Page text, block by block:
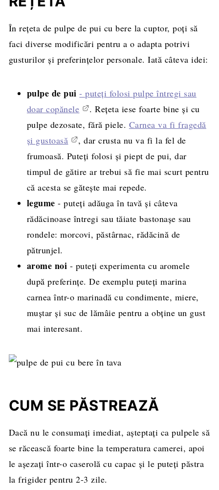
În rețeta de pulpe de pui cu bere la cuptor, poți să
faci diverse modificări pentru a o adapta potrivi
gusturilor și preferințelor personale. Iată câteva idei:
pulpe de pui- puteți folosi pulpe întregi sau
doar copănele
. Rețeta iese foarte bine și cu
pulpe dezosate, fără piele. Carnea va fi fragedă
și gustoasă
, dar crusta nu va fi la fel de
frumoasă. Puteți folosi și piept de pui, dar
timpul de gătire ar trebui să fie mai scurt pentru
că acesta se gătește mai repede.
legume- puteți adăuga în tavă și câteva
rădăcinoase întregi sau tăiate bastonașe sau
rondele: morcovi, păstârnac, rădăcină de
pătrunjel.
arome noi - puteți experimenta cu aromele
după preferințe. De exemplu puteți marina
carnea într-o marinadă cu condimente, miere,
muștar și suc de lămâie pentru a obține un gust
mai interesant.
CUM SE PĂSTREAZĂ
Dacă nu le consumați imediat, așteptați ca pulpele să
se răcească foarte bine la temperatura camerei, apoi
le așezați într-o caserolă cu capac și le puteți păstra
la frigider pentru 2-3 zile.